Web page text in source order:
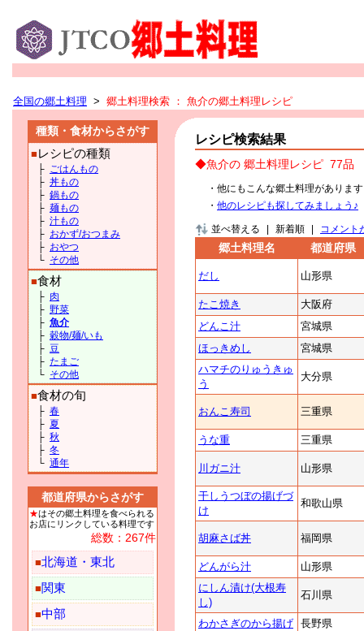
全国の郷土料理 > 郷土料理検索 ： 魚介の郷土料理レシピ
種類・食材からさがす
■ レシピの種類
├ ごはんもの
├ 丼もの
├ 鍋もの
├ 麺もの
├ 汁もの
├ おかず/おつまみ
├ おやつ
└ その他
■食材
├ 肉
├ 野菜
├ 魚介
├ 穀物/麺/いも
├ 豆
├ たまご
└ その他
■食材の旬
├ 春
├ 夏
├ 秋
├ 冬
└ 通年
都道府県からさがす
★はその郷土料理を食べられる
お店にリンクしている料理です
総数：267件
■北海道・東北
■関東
■中部
レシピ検索結果
◆魚介の 郷土料理レシピ 77品
・他にもこんな郷土料理がありま
・ 他のレシピも探してみましょう♪
並べ替える 新着順 コメント
郷土料理名 都道府県
だし 山形県
たこ焼き
大阪府
どんこ汁
宮城県
ほっきめし
宮城県
ハマチのりゅうきゅ
う
大分県
おんこ寿司 三重県
うな重 三重県
川ガニ汁 山形県
干しうつぼの揚げづ
け
和歌山県
胡麻さば丼 福岡県
どんがら汁
山形県
にしん漬け(大根寿
し)
石川県
わかさぎのから揚げ 長野県